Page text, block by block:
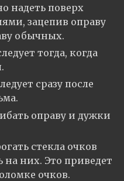
надеть поверх
зацепив оправу
обычных.
тогда, когда
сразу после
оправу и дужки
стекла очков
на них. Это приведет
очков.